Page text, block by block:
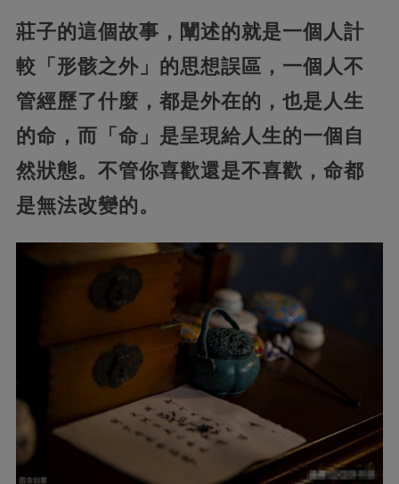
莊子的這個故事，闡述的就是一個人計
較「形骸之外」的思想誤區，一個人不
管經歷了什麼，都是外在的，也是人生
的命，而「命」是呈現給人生的一個自
然狀態。不管你喜歡還是不喜歡，命都
是無法改變的。